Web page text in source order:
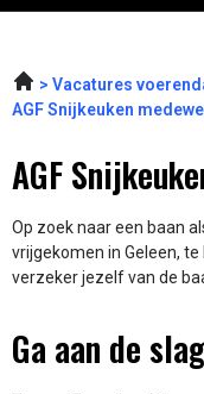
Vacatures
AGF Snijkeuken
AGF
Op zoek naar een baan
vrijgekomen in Geleen,
verzeker jezelf van de
Ga aan de